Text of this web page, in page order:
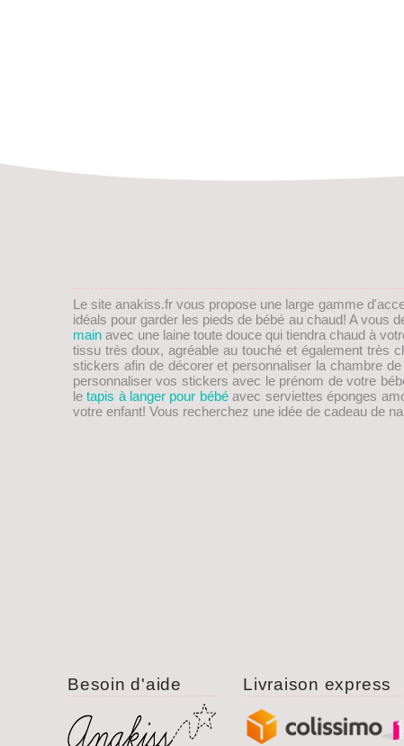
Le site anakiss.fr vous propose une large gamme
idéals pour garder les pieds de bébé au chaud! A vous
mainavec une laine toute douce qui tiendra chaud à
tissu très doux, agréable au touché et également très
stickers afin de décorer et personnaliser la chambre
personnaliser vos stickers avec le prénom de votre
letapis à langer pour bébéavec serviettes éponges
votre enfant! Vous recherchez une idée de cadeau de
Besoin d'aide Livraison express